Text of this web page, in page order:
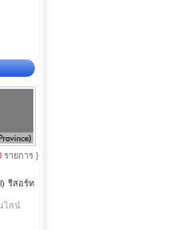
รายการ }
รีสอร์ท
ไลน์